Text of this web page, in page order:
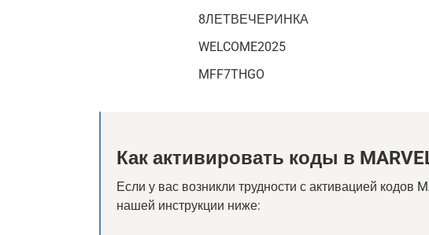
8ЛЕТВЕЧЕРИНКА
WELCOME2025
MFF7THGO
Как активировать коды в
Если у вас возникли трудности с активацией кодов
нашей инструкции ниже: